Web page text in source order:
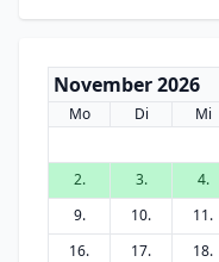
November 2026
Mo Di Mi
2.
3. 4.
9.
10. 11.
16.
17. 18.